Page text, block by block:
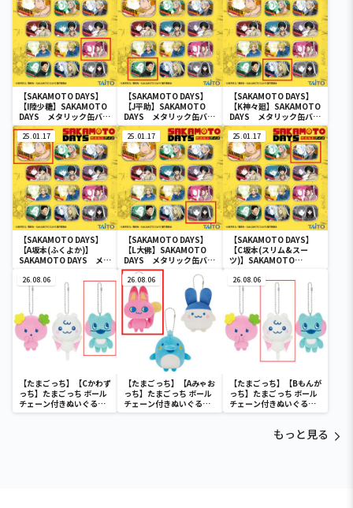
【SAKAMOTO DAYS】
【I陸少糖】SAKAMOTO
DAYS メタリック缶バッ
ジ
【SAKAMOTO DAYS】
【J平助】SAKAMOTO
DAYS メタリック缶バッ
ジ
【SAKAMOTO DAYS】
【K神々廻】SAKAMOTO
DAYS メタリック缶バッ
ジ
25.01.17
【SAKAMOTO DAYS】
【A坂本(ふくよか)】
SAKAMOTO DAYS メタ
25.01.17
【SAKAMOTO DAYS】
【L大佛】SAKAMOTO
DAYS メタリック缶バッ
ジ
25.01.17
【SAKAMOTO DAYS】
【C坂本(スリム&スー
ツ)】SAKAMOTO
ジ
26.08.06
【たまごっち】【Cかわず
っち】たまごっち ボール
チェーン付きぬいぐるみ
～Tamagotchi
26.08.06
【たまごっち】【Aみゃお
っち】たまごっち ボール
チェーン付きぬいぐるみ
～Tamagotchi
26.08.06
【たまごっち】【Bもんが
っち】たまごっち ボール
チェーン付きぬいぐるみ
～Tamagotchi
もっと見る